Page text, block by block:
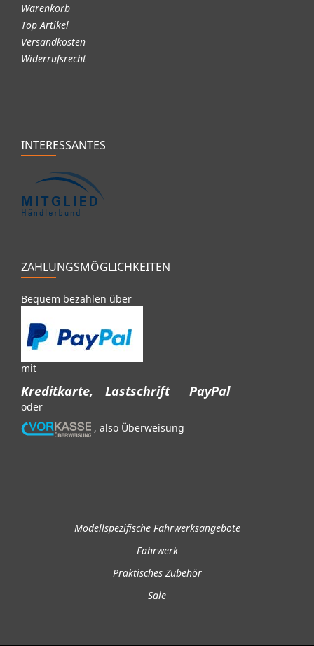
Warenkorb
Top Artikel
Versandkosten
Widerrufsrecht
INTERESSANTES
ZAHLUNGSMÖGLICHKEITEN
Bequem bezahlen über
mit
Kreditkarte, Lastschrift PayPal
oder
, also Überweisung
Modellspezifische Fahrwerksangebote
Fahrwerk
Praktisches Zubehör
Sale